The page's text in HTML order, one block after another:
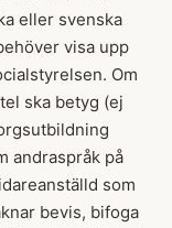
eller svenska
visa upp
Om
ska betyg (ej
andraspråk på
som
bevis, bifoga